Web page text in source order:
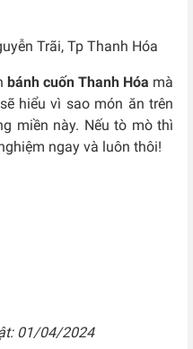
Trãi, Tp Thanh Hóa
bánh cuốn Thanh Hóa mà
hiểu vì sao món ăn trên
miền này. Nếu tò mò thì
ngay và luôn thôi!
01/04/2024